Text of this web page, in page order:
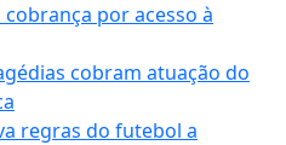
por acesso à
cobram atuação do
regras do futebol a